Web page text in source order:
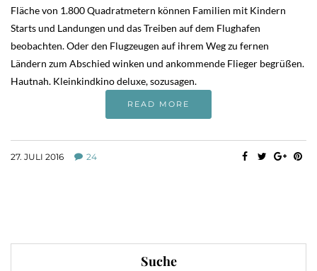
Fläche von 1.800 Quadratmetern können Familien mit Kindern
Starts und Landungen und das Treiben auf dem Flughafen
beobachten. Oder den Flugzeugen auf ihrem Weg zu fernen
Ländern zum Abschied winken und ankommende Flieger begrüßen.
Hautnah. Kleinkindkino deluxe, sozusagen.
READ MORE
27. JULI 2016 24
Suche